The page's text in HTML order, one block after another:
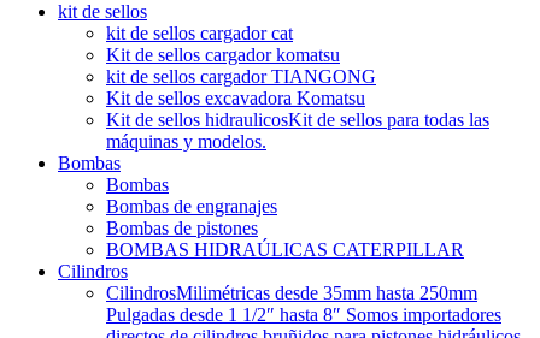
kit de sellos
kit de sellos cargador cat
Kit de sellos cargador komatsu
kit de sellos cargador TIANGONG
Kit de sellos excavadora Komatsu
Kit de sellos hidraulicosKit de sellos para todas las
máquinas y modelos.
Bombas
Bombas
Bombas de engranajes
Bombas de pistones
BOMBAS HIDRAÚLICAS CATERPILLAR
Cilindros
CilindrosMilimétricas desde 35mm hasta 250mm
Pulgadas desde 1 1/2″ hasta 8″ Somos importadores